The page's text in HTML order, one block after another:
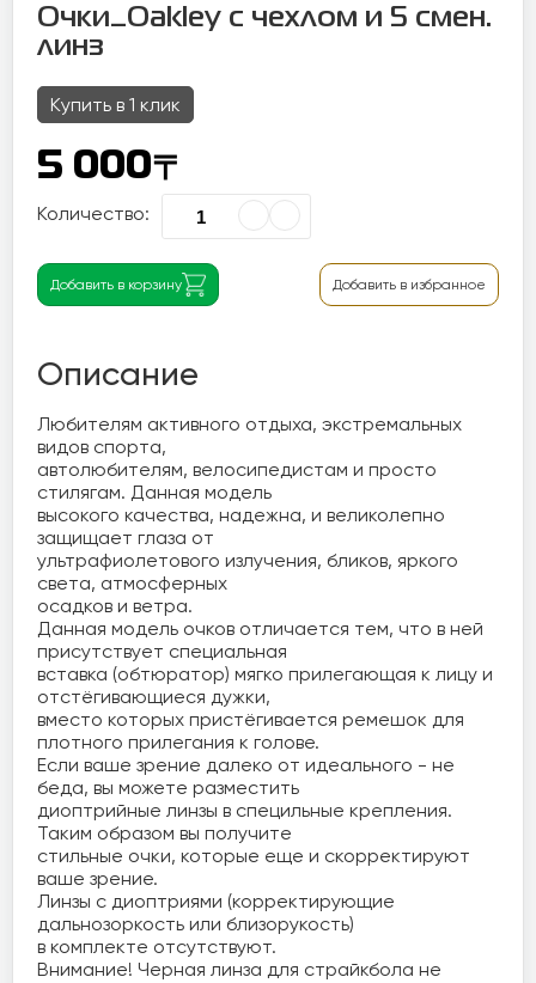
Очки_Oakley с чехлом и 5 смен.
линз
Купить в 1 клик
5 000〒
Количество:
Добавить в корзину Добавить в избранное
Описание
Любителям активного отдыха, экстремальных
видов спорта,
автолюбителям, велосипедистам и просто
стилягам. Данная модель
высокого качества, надежна, и великолепно
защищает глаза от
ультрафиолетового излучения, бликов, яркого
света, атмосферных
осадков и ветра.
Данная модель очков отличается тем, что в ней
присутствует специальная
вставка (обтюратор) мягко прилегающая к лицу и
отстёгивающиеся дужки,
вместо которых пристёгивается ремешок для
плотного прилегания к голове.
Если ваше зрение далеко от идеального - не
беда, вы можете разместить
диоптрийные линзы в специльные крепления.
Таким образом вы получите
стильные очки, которые еще и скорректируют
ваше зрение.
Линзы с диоптриями (корректирующие
дальнозоркость или близорукость)
в комплекте отсутствуют.
Внимание! Черная линза для страйкбола не